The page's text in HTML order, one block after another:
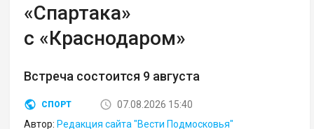
«Спартака»
с «Краснодаром»
Встреча состоится 9 августа
СПОРТ
07.08.2026 15:40
Автор: Редакция сайта "Вести Подмосковья"